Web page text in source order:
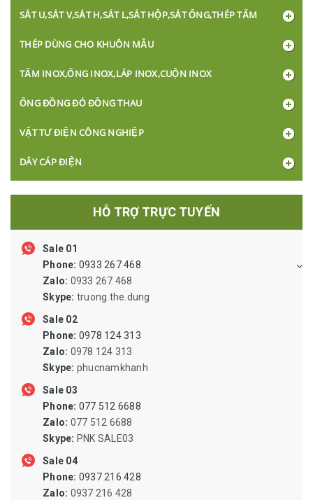
SẮT U,SẮT V,SẮT H,SẮT L,SẮT HỘP,SẮT ỐNG,THÉP TẤM
THÉP DÙNG CHO KHUÔN MẪU
TẤM INOX,ỐNG INOX,LÁP INOX,CUỘN INOX
ỐNG ĐỒNG ĐỎ ĐỒNG THAU
VẬT TƯ ĐIỆN CÔNG NGHIỆP
DÂY CÁP ĐIỆN
XI LANH ỐNG HƠI VAN LỌC VẬT TƯ KHÍ NÉN
KHỚP NỐI NHÔNG SÊN BĂNG TẢI PULLY
ỐNG THỦY LỰC, ỐNG SIPHON, ỐNG RUỘT GÀ LÕI THÉP, ỐNG
MỀM INOX DẪN DUNG DỊCH
VẬT TƯ VAN ĐƯỜNG ỐNG, MẶT BÍCH
VẬT TƯ BẢO HỘ LAO ĐỘNG
QUẠT CÔNG NGHIỆP, QUẠT LY TÂM
SIN PHỐT, PHỐT CHỊU NHIỆT, ORING CHỊU NHIỆT
NAM CHÂM DẠNG THANH, NAM CHÂM DẠNG CUỘN, NAM
CHÂM DẠNG ỐNG
HỖ TRỢ TRỰC TUYẾN
Sale 01
Phone: 0933 267 468
Zalo: 0933 267 468
Skype: truong.the.dung
Sale 02
Phone: 0978 124 313
Zalo: 0978 124 313
Skype: phucnamkhanh
Sale 03
Phone: 077 512 6688
Zalo: 077 512 6688
Skype: PNK SALE03
Sale 04
Phone: 0937 216 428
Zalo: 0937 216 428